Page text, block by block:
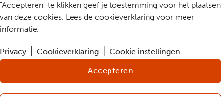
"Accepteren" te klikken geef je toestemming voor het plaatsen
van deze cookies. Lees de cookieverklaring voor meer
informatie.
Privacy Cookieverklaring Cookie instellingen
Accepteren